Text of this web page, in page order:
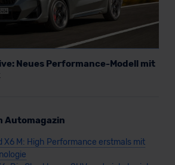
Neues Performance-Modell mit
Automagazin
X6 M: High Performance erstmals mit